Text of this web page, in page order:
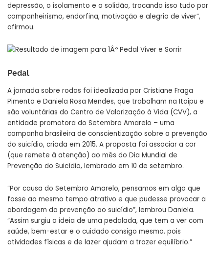
depressão, o isolamento e a solidão, trocando isso tudo por
companheirismo, endorfina, motivação e alegria de viver”,
afirmou.
Pedal
A jornada sobre rodas foi idealizada por Cristiane Fraga
Pimenta e Daniela Rosa Mendes, que trabalham na Itaipu e
são voluntárias do Centro de Valorização à Vida (CVV), a
entidade promotora do Setembro Amarelo – uma
campanha brasileira de conscientização sobre a prevenção
do suicídio, criada em 2015. A proposta foi associar a cor
(que remete à atenção) ao mês do Dia Mundial de
Prevenção do Suicídio, lembrado em 10 de setembro.
“Por causa do Setembro Amarelo, pensamos em algo que
fosse ao mesmo tempo atrativo e que pudesse provocar a
abordagem da prevenção ao suicídio”, lembrou Daniela.
“Assim surgiu a ideia de uma pedalada, que tem a ver com
saúde, bem-estar e o cuidado consigo mesmo, pois
atividades físicas e de lazer ajudam a trazer equilíbrio.”